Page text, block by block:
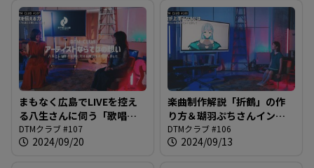
まもなく広島でLIVEを控え
る八生さんに伺う「歌唱
力」の秘訣とは？＠DTMク
ラブ #107
DTMクラブ #107
2024/09/20
楽曲制作解説「折鶴」の作
り方＆瑚羽ぷちさんインタ
ビュー＋αをお届け！＠DTM
クラブ #106
DTMクラブ #106
2024/09/13